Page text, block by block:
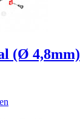
(Ø 4,8mm)